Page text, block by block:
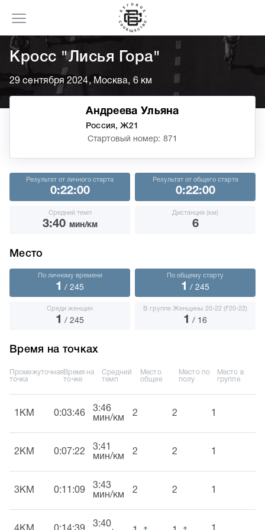
Кросс "Лисья Гора"
29 сентября 2024, Москва, 6 км
Андреева Ульяна
Россия, Ж21
Стартовый номер: 871
Результат от личного старта
0:22:00
Результат от общего старта
0:22:00
Средний темп
3:40 мин/км
Дистанция (км)
6
Место
По личному времени
1 / 245
По общему старту
1 / 245
Среди женщин
1 / 245
В группе Женщины 20-22 (F20-22)
1 / 16
Время на точках
Промежуточная
точка
Время на
точке
Средний
темп
Место
общее
Место по
полу
Место в
группе
1KM 0:03:46
3:46
мин/км
2 2
2KM 0:07:22
3:41
мин/км
2 2
3KM 0:11:09
3:43
мин/км
2 2
3:40